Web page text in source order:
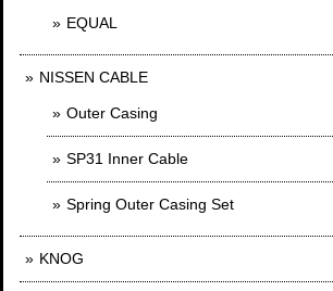
EQUAL
NISSEN CABLE
Outer Casing
SP31 Inner Cable
Spring Outer Casing Set
KNOG